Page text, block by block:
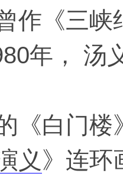
作《三
年， 汤
《白门
义 》连环